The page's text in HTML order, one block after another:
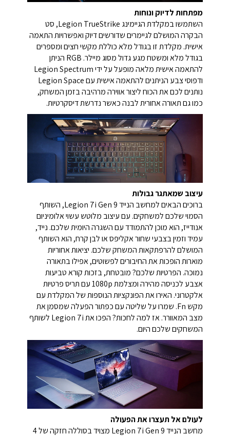
מפתחות לדיוק ונוחות
השתמשו במקלדת הגיימינג Legion TrueStrike, סט
הבקרה המושלם לגיימרים שדורשים דיוק ואפשרויות התאמה
אישית. מקלדת זו בגודל מלא כוללת מקשי חצים ומספרים
בגודל מלא ומשטח מגע גדול מסוג מיילר. RGB הניתן
להתאמה אישית מלאה מופעל על ידי Legion Spectrum
ודפוסי צבע הניתנים להתאמה אישית עם Legion Space
נותנים לכם את הכוח ליצור אווירה מרהיבה בזמן המשחק,
כמו גם תאורה אחורית לבנה כאשר נדרשת דיסקרטיות.
עיצוב שמאתגר גבולות
ברוכים הבאים למחשב הנייד Legion 7i Gen 9, השותף
הסמוי שלכם למשחקים. עם עיצוב מלוטש עשוי אלומיניום
אנודייז, הוא מוכן להתמודד עם השגרה היומית שלכם. נייד,
עמיד וזמין בצבעי שחור אקליפס או לבן קרח, הוא השותף
המושלם להרפתקאות המשחק שלכם. יציאות אחוריות
מוארות הופכות את החיבורים לפשוטים, אפילו בתאורה
נמוכה. הפרטיות שלכם? מובטחת, בזכות קורא טביעות
אצבע לכניסה מהירה ומצלמת 1080p עם תריס פרטיות
אלקטרוני. האירו את הפונקציות הנוספות של המקלדת עם
מקש Fn. שמרו על שליטה עם כפתור הפעלה שמסמן את
מצב המאוורר. אז למה לחכות? הפכו את Legion 7i לשותף
המשחקים שלכם היום.
לעולם אל תעצרו את הפעולה
מחשב הנייד Legion 7i Gen 9 מצויד בסוללה חזקה של 4